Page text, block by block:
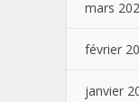
mars
février
janvier